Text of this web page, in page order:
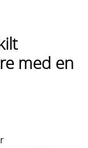
med en